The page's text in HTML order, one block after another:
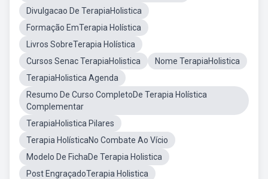
Divulgacao De TerapiaHolistica
Formação EmTerapia Holística
Livros SobreTerapia Holística
Cursos Senac TerapiaHolistica
Nome TerapiaHolistica
TerapiaHolistica Agenda
Resumo De Curso CompletoDe Terapia Holística
Complementar
TerapiaHolistica Pilares
Terapia HolísticaNo Combate Ao Vício
Modelo De FichaDe Terapia Holistica
Post EngraçadoTerapia Holistica